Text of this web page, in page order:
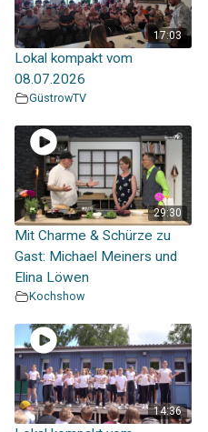
17:03
Lokal kompakt vom
08.07.2026
GüstrowTV
29:30
Mit Charme & Schürze zu
Gast: Michael Meiners und
Elina Löwen
Kochshow
14:36